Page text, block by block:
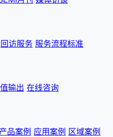
回访服务 服务流程标准
输出 在线咨询
产品案例 应用案例 区域案例